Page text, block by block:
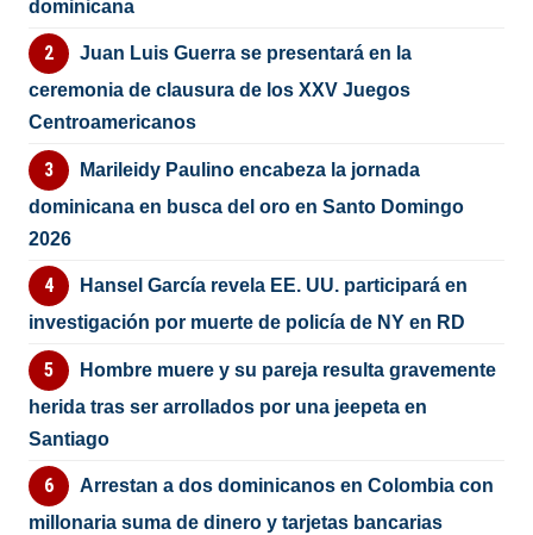
dominicana
Juan Luis Guerra se presentará en la
ceremonia de clausura de los XXV Juegos
Centroamericanos
Marileidy Paulino encabeza la jornada
dominicana en busca del oro en Santo Domingo
2026
Hansel García revela EE. UU. participará en
investigación por muerte de policía de NY en RD
Hombre muere y su pareja resulta gravemente
herida tras ser arrollados por una jeepeta en
Santiago
Arrestan a dos dominicanos en Colombia con
millonaria suma de dinero y tarjetas bancarias